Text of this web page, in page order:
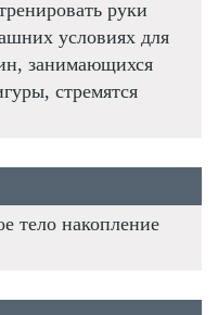
руки
условиях для
занимающихся
стремятся
тело накопление